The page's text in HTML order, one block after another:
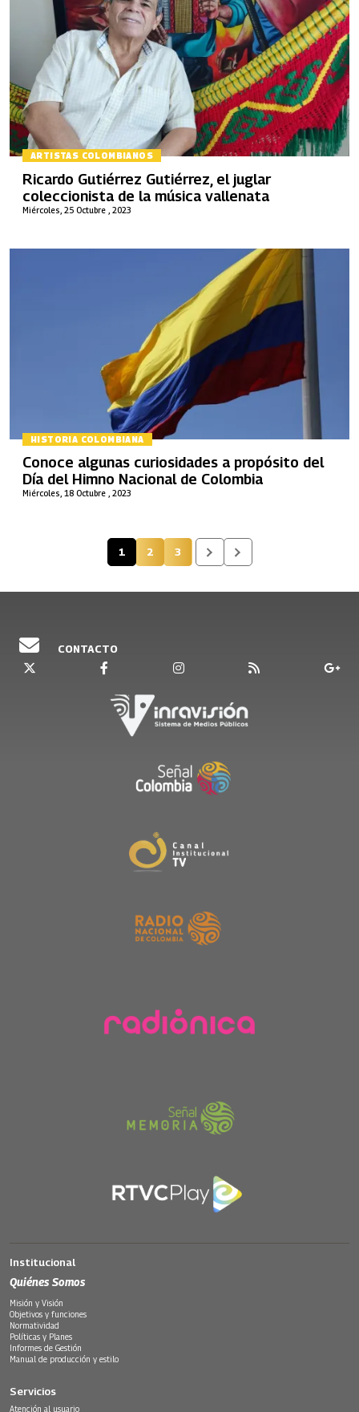
ARTISTAS COLOMBIANOS
Miércoles, 25 Octubre , 2023
Ricardo Gutiérrez Gutiérrez, el juglar
coleccionista de la música vallenata
HISTORIA COLOMBIANA
Miércoles, 18 Octubre , 2023
Conoce algunas curiosidades a propósito del
Día del Himno Nacional de Colombia
Página actual
1 Página
2 Página
3
CONTACTO
Institucional
Quiénes Somos
Misión y Visión
Objetivos y funciones
Normatividad
Políticas y Planes
Informes de Gestión
Manual de producción y estilo
Servicios
Atención al usuario